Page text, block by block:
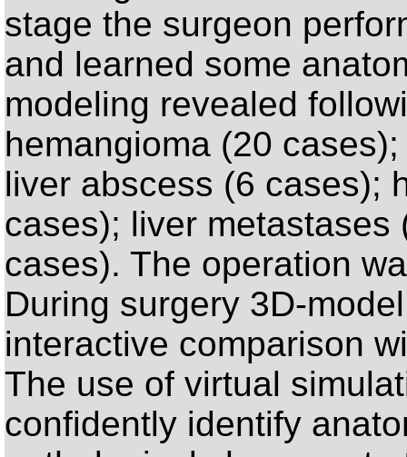
stage the surgeon
and learned some
modeling revealed
hemangioma (20
liver abscess (6 cases);
cases); liver
cases). The operation
During surgery 3D-
interactive comparison
The use of virtual
confidently identify